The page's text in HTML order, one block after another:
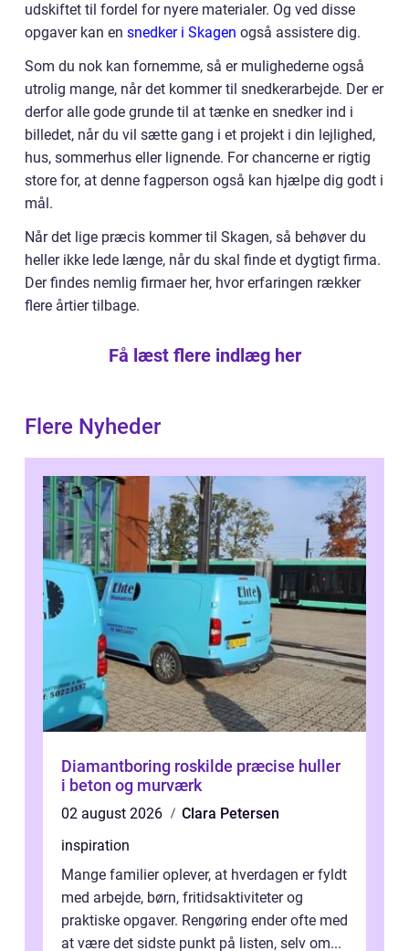
udskiftet til fordel for nyere materialer. Og ved disse
opgaver kan en snedker i Skagen også assistere dig.
Som du nok kan fornemme, så er mulighederne også
utrolig mange, når det kommer til snedkerarbejde. Der er
derfor alle gode grunde til at tænke en snedker ind i
billedet, når du vil sætte gang i et projekt i din lejlighed,
hus, sommerhus eller lignende. For chancerne er rigtig
store for, at denne fagperson også kan hjælpe dig godt i
mål.
Når det lige præcis kommer til Skagen, så behøver du
heller ikke lede længe, når du skal finde et dygtigt firma.
Der findes nemlig firmaer her, hvor erfaringen rækker
flere årtier tilbage.
Få læst flere indlæg her
Flere Nyheder
Diamantboring roskilde præcise huller
i beton og murværk
02 august 2026
Clara Petersen
inspiration
Mange familier oplever, at hverdagen er fyldt
med arbejde, børn, fritidsaktiviteter og
praktiske opgaver. Rengøring ender ofte med
at være det sidste punkt på listen, selv om...